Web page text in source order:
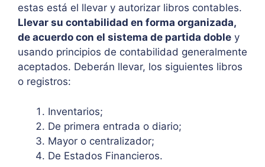
estas está el llevar y autorizar libros contables.
Llevar su contabilidad en forma organizada,
de acuerdo con el sistema de partida doble y
usando principios de contabilidad generalmente
aceptados. Deberán llevar, los siguientes libros
o registros:
Inventarios;
De primera entrada o diario;
Mayor o centralizador;
De Estados Financieros.